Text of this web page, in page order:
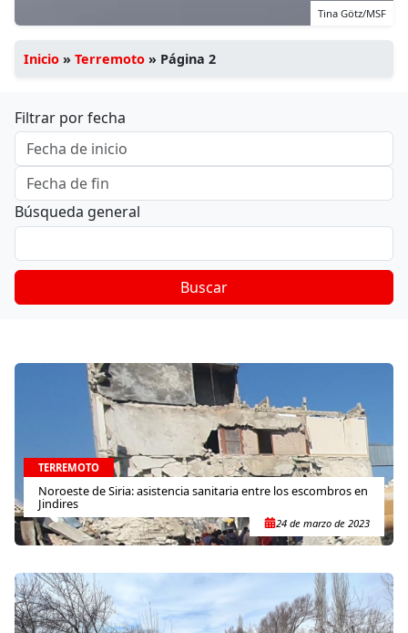
Tina Götz/MSF
Inicio » Terremoto » Página 2
Filtrar por fecha
Búsqueda general
Buscar
TERREMOTO
Noroeste de Siria: asistencia sanitaria entre los escombros en
Jindires
24 de marzo de 2023